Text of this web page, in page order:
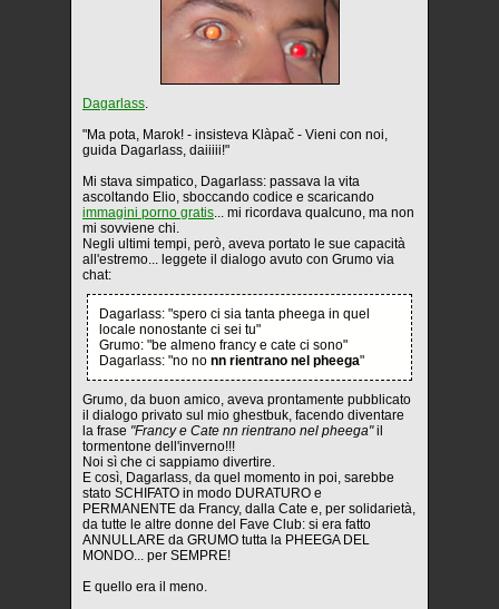
Dagarlass.
"Ma pota, Marok! - insisteva Klàpač - Vieni con noi,
guida Dagarlass, daiiiii!"
Mi stava simpatico, Dagarlass: passava la vita
ascoltando Elio, sboccando codice e scaricando
immagini porno gratis... mi ricordava qualcuno, ma non
mi sovviene chi.
Negli ultimi tempi, però, aveva portato le sue capacità
all'estremo... leggete il dialogo avuto con Grumo via
chat:
Dagarlass: "spero ci sia tanta pheega in quel
locale nonostante ci sei tu"
Grumo: "be almeno francy e cate ci sono"
Dagarlass: "no no nn rientrano nel pheega"
Grumo, da buon amico, aveva prontamente pubblicato
il dialogo privato sul mio ghestbuk, facendo diventare
la frase "Francy e Cate nn rientrano nel pheega"il
tormentone dell'inverno!!!
Noi sì che ci sappiamo divertire.
E così, Dagarlass, da quel momento in poi, sarebbe
stato SCHIFATO in modo DURATURO e
PERMANENTE da Francy, dalla Cate e, per solidarietà,
da tutte le altre donne del Fave Club: si era fatto
ANNULLARE da GRUMO tutta la PHEEGA DEL
MONDO... per SEMPRE!
E quello era il meno.